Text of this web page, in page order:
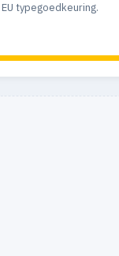
typegoedkeuring.